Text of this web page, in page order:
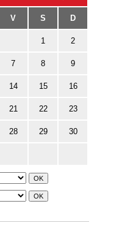
V S D
1 2
7 8 9
14 15 16
21 22 23
28 29 30